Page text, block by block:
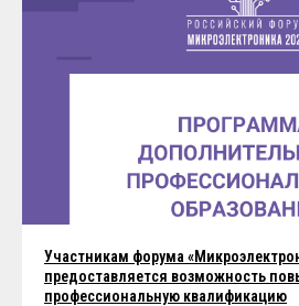
Участникам форума
предоставляется возможность
профессиональную квалификацию